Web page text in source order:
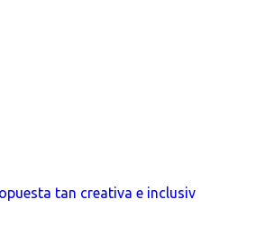
tan creativa e inclusiv